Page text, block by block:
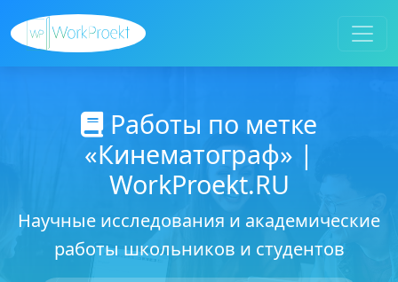
Работы по метке
«Кинематограф» |
WorkProekt.RU
Научные исследования и академические
работы школьников и студентов